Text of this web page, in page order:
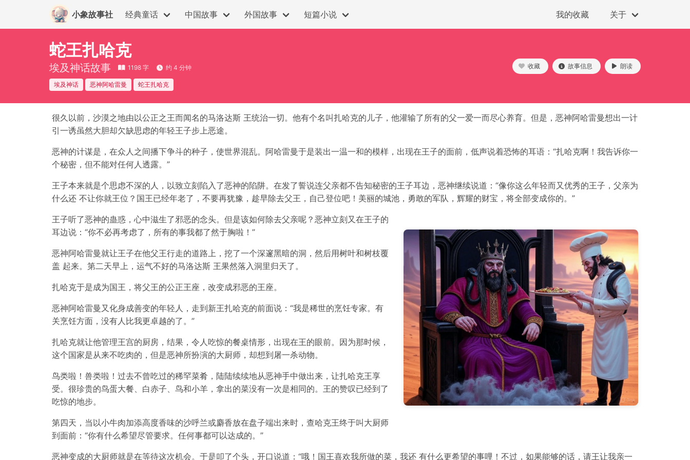
小象故事社 经典童话 中国故事 外国故事 短篇小说 我的收藏 关于
蛇王扎哈克
埃及神话故事 1198 字 约 4 分钟
埃及神话 恶神阿哈雷曼 蛇王扎哈克
收藏 故事信息 朗读
很久以前，沙漠之地由以公正之王而闻名的马洛达斯 王统治一切。他有个名叫扎哈克的儿子，他灌输了所有的父一爱一而尽心养育。但是，恶神阿哈雷曼想出一计
引一诱虽然大胆却欠缺思虑的年轻王子步上恶途。
恶神的计谋是，在众人之间播下争斗的种子，使世界混乱。阿哈雷曼于是装出一温一和的模样，出现在王子的面前，低声说着恐怖的耳语：“扎哈克啊！我告诉你一
个秘密，但不能对任何人透露。”
王子本来就是个思虑不深的人，以致立刻陷入了恶神的陷阱。在发了誓说连父亲都不告知秘密的王子耳边，恶神继续说道：“像你这么年轻而又优秀的王子，父亲为
什么还 不让你就王位？国王已经年老了，不要再犹豫，趁早除去父王，自己登位吧！美丽的城池，勇敢的军队，辉耀的财宝，将全部变成你的。”
王子听了恶神的蛊惑，心中滋生了邪恶的念头。但是该如何除去父亲呢？恶神立刻又在王子的
耳边说：“你不必再考虑了，所有的事我都了然于胸啦！”
恶神阿哈雷曼就让王子在他父王行走的道路上，挖了一个深邃黑暗的洞，然后用树叶和树枝覆
盖 起来。第二天早上，运气不好的马洛达斯 王果然落入洞里归天了。
扎哈克于是成为国王，将父王的公正王座，改变成邪恶的王座。
恶神阿哈雷曼又化身成善变的年轻人，走到新王扎哈克的前面说：“我是稀世的烹饪专家。有
关烹饪方面，没有人比我更卓越的了。”
扎哈克就让他管理王宫的厨房，结果，令人吃惊的餐桌情形，出现在王的眼前。因为那时候，
这个国家是从来不吃肉的，但是恶神所扮演的大厨师，却想到屠一杀动物。
鸟类啦！兽类啦！过去不曾吃过的稀罕菜肴，陆陆续续地从恶神手中做出来，让扎哈克王享
受。很珍贵的鸟蛋大餐、白赤子、鸟和小羊，拿出的菜没有一次是相同的。王的赞叹已经到了
吃惊的地步。
第四天，当以小牛肉加添高度香味的沙呼兰或麝香放在盘子端出来时，查哈克王终于叫大厨师
到面前：“你有什么希望尽管要求。任何事都可以达成的。”
恶神变成的大厨师就是在等待这次机会。于是叩了个头，开口说道：“哦！国王喜欢我所做的菜，我还 有什么更希望的事哩！不过，如果能够的话，请王让我亲一